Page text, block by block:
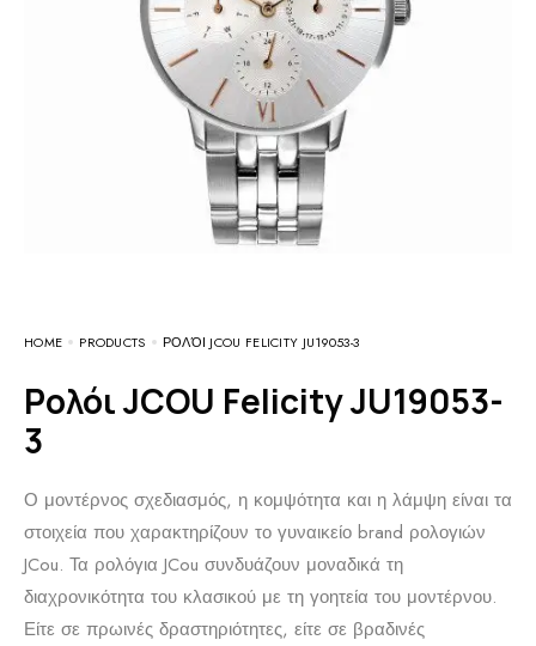
HOME PRODUCTS ΡΟΛΌΙ JCOU FELICITY JU19053-3
Ρολόι JCOU Felicity JU19053-
3
Ο μοντέρνος σχεδιασμός, η κομψότητα και η λάμψη είναι τα
στοιχεία που χαρακτηρίζουν το γυναικείο brand ρολογιών
JCou. Τα ρολόγια JCou συνδυάζουν μοναδικά τη
διαχρονικότητα του κλασικού με τη γοητεία του μοντέρνου.
Είτε σε πρωινές δραστηριότητες, είτε σε βραδινές